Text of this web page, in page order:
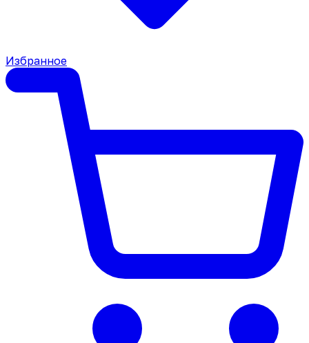
Избранное